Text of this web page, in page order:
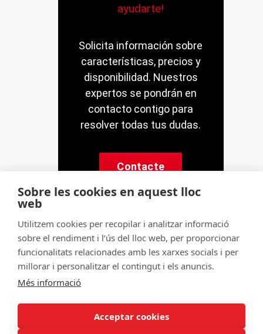
ayudarte!
Solicita información sobre
características, precios y
disponibilidad. Nuestros
expertos se pondrán en
contacto contigo para
resolver todas tus dudas.
Contacte
© Servitec S.A.
Tots els drets reservats
Made byCRONUTS.DIGITAL
Política de cookiesPolítica de qualitat
Sobre les cookies en aquest lloc
web
Utilitzem cookies per recopilar i analitzar informació
sobre el rendiment i l’ús del lloc web, per proporcionar
funcionalitats relacionades amb les xarxes socials i per
millorar i personalitzar el contingut i els anuncis.
Més informació
Acceptar cookies